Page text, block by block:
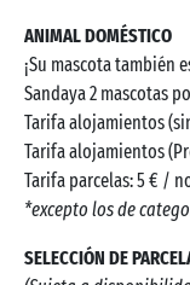
ANIMAL DOMÉSTICO
¡Su mascota también
Sandaya 2 mascotas
Tarifa alojamientos
Tarifa alojamientos
Tarifa parcelas: 5 € /
*excepto los de
SELECCIÓN DE